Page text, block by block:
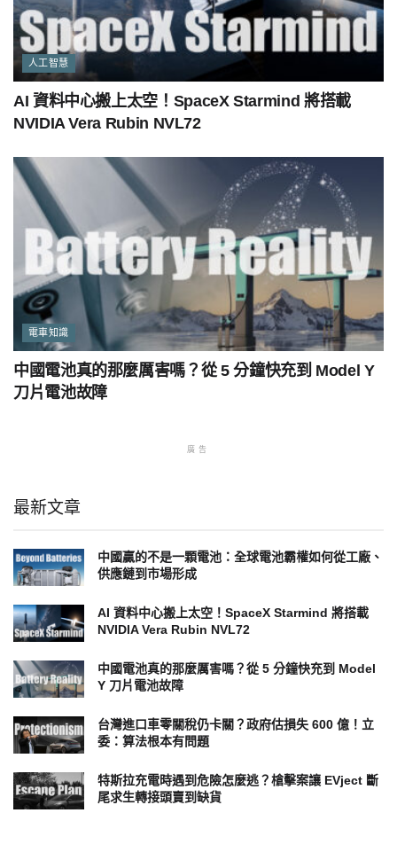
人工智慧
AI 資料中心搬上太空！SpaceX Starmind 將搭載
NVIDIA Vera Rubin NVL72
電車知識
中國電池真的那麼厲害嗎？從 5 分鐘快充到 Model Y
刀片電池故障
廣告
最新文章
中國贏的不是一顆電池：全球電池霸權如何從工廠、
供應鏈到市場形成
AI 資料中心搬上太空！SpaceX Starmind 將搭載
NVIDIA Vera Rubin NVL72
中國電池真的那麼厲害嗎？從 5 分鐘快充到 Model
Y 刀片電池故障
台灣進口車零關稅仍卡關？政府估損失 600 億！立
委：算法根本有問題
特斯拉充電時遇到危險怎麼逃？槍擊案讓 EVject 斷
尾求生轉接頭賣到缺貨